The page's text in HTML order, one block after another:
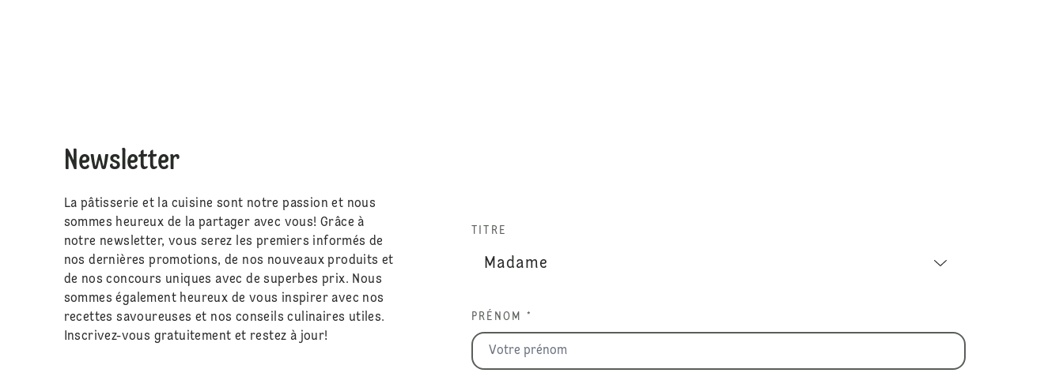
Newsletter
La pâtisserie et la cuisine sont notre passion et nous
sommes heureux de la partager avec vous! Grâce à
notre newsletter, vous serez les premiers informés de
nos dernières promotions, de nos nouveaux produits et
de nos concours uniques avec de superbes prix. Nous
sommes également heureux de vous inspirer avec nos
recettes savoureuses et nos conseils culinaires utiles.
Inscrivez-vous gratuitement et restez à jour!
TITRE
PRÉNOM *